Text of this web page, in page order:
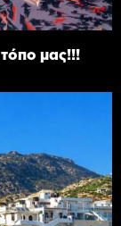
μας!!!